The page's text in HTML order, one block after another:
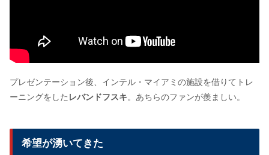
プレゼンテーション後、インテル・マイアミの施設を借りてトレ
ーニングをした レバンドフスキ。あちらのファンが羨ましい。
希望が湧いてきた